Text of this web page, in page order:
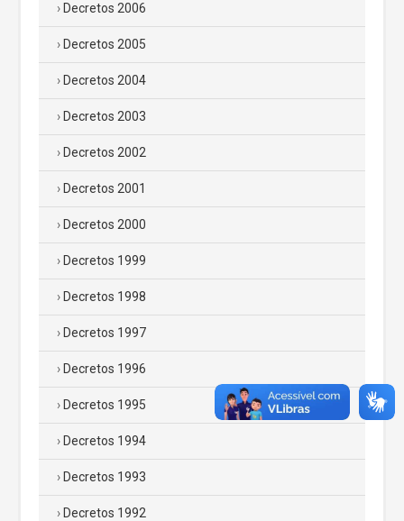
Decretos 2006
Decretos 2005
Decretos 2004
Decretos 2003
Decretos 2002
Decretos 2001
Decretos 2000
Decretos 1999
Decretos 1998
Decretos 1997
Decretos 1996
Decretos 1995
Decretos 1994
Decretos 1993
Decretos 1992